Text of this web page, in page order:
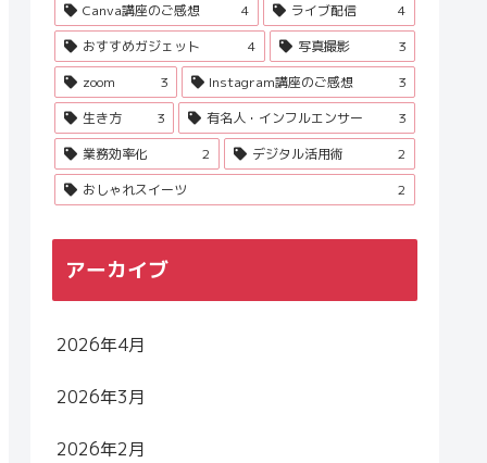
Canva講座のご感想
4 ライブ配信
4
おすすめガジェット
4 写真撮影
3
zoom
3 Instagram講座のご感想
3
生き方
3 有名人・インフルエンサー
3
業務効率化
2 デジタル活用術
2
おしゃれスイーツ
2
アーカイブ
2026年4月
2026年3月
2026年2月